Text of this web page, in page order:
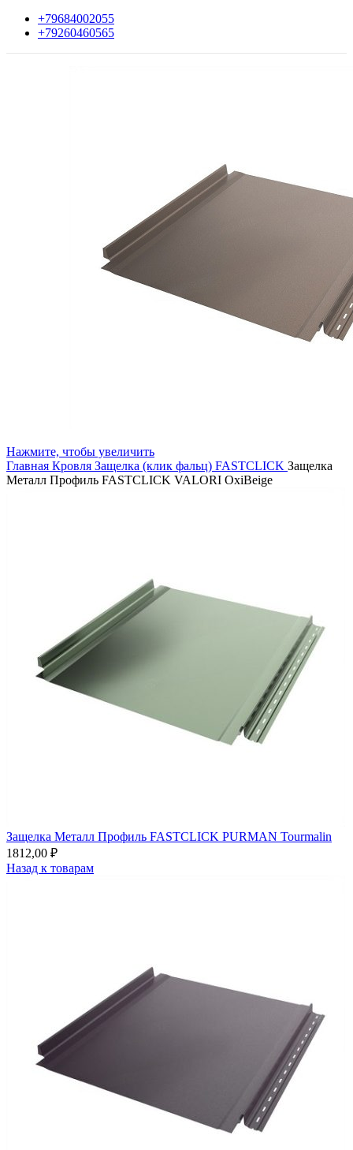
+79684002055
+79260460565
Нажмите, чтобы увеличить
Главная Кровля Защелка (клик фальц) FASTCLICK Защелка
Металл Профиль FASTCLICK VALORI OxiBeige
Защелка Металл Профиль FASTCLICK PURMAN Tourmalin
1812,00 ₽
Назад к товарам